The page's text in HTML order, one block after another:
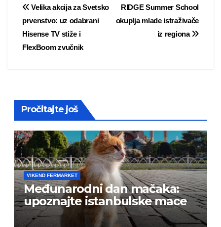
Post
navigation
RIDGE Summer School
okuplja mlade istraživače
iz regiona
Velika akcija za Svetsko
prvenstvo: uz odabrani
Hisense TV stiže i
FlexBoom zvučnik
Pročitajte još
VIKEND FERMARKET
Međunarodni dan mačaka:
upoznajte istanbulske mace